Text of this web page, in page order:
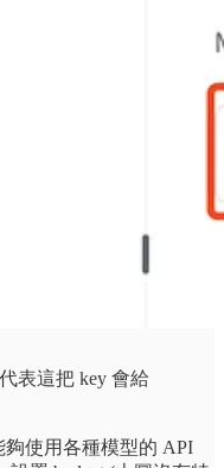
表這把 key 會給
使用各種模型的 API